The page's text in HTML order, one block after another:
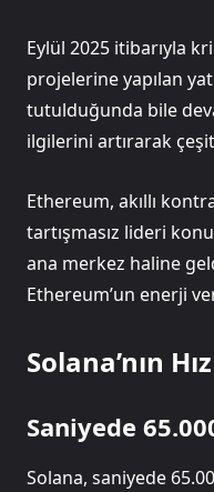
Eylül 2025 itibarıyla
projelerine yapılan
tutulduğunda bile
ilgilerini artırarak
Ethereum, akıllı
tartışmasız lideri
ana merkez haline
Ethereum’un enerji
Solana’nın
Saniyede
Solana, saniyede